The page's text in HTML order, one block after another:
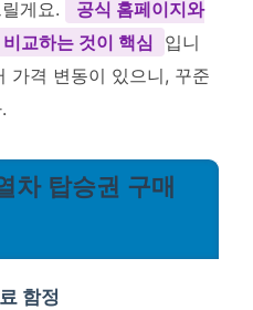
게요.
공식 홈페이지와
교하는 것이 핵심
입니
가격 변동이 있으니, 꾸준
차 탑승권 구매
함정